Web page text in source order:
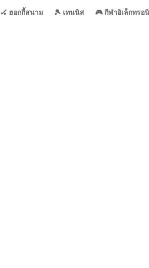
🏑 ฮอกกี้สนาม 🎾 เทนนิส 🎮 กีฬาอิเล็กทรอ